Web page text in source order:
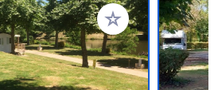
Ajouter à vos